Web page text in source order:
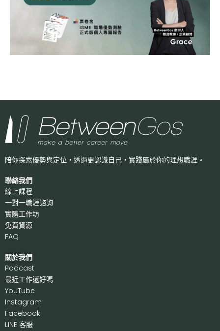
陪你探索優勢與定位，透過更認識自己， 實踐屬於你的理想職涯。
聯絡我們
線上課程
一對一職涯諮詢
實體工作坊
免費資源
FAQ
關於我們
Podcast
最近工作還好嗎
YouTube
Instagram
Facebook
LINE 客服